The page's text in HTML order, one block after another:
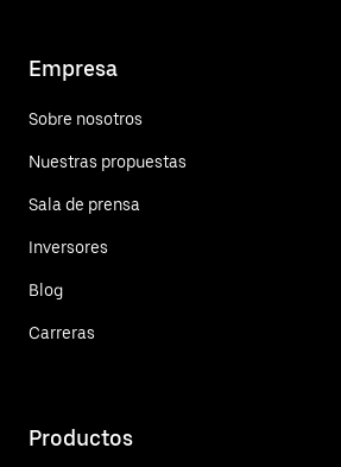
Empresa
Sobre nosotros
Nuestras propuestas
Sala de prensa
Inversores
Blog
Carreras
Productos